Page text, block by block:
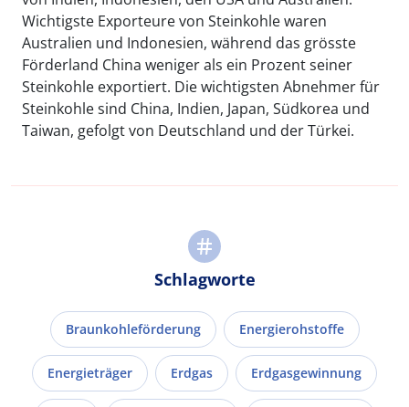
Wichtigste Exporteure von Steinkohle waren
Australien und Indonesien, während das grösste
Förderland China weniger als ein Prozent seiner
Steinkohle exportiert. Die wichtigsten Abnehmer für
Steinkohle sind China, Indien, Japan, Südkorea und
Taiwan, gefolgt von Deutschland und der Türkei.
Schlagworte
Braunkohleförderung Energierohstoffe
Energieträger Erdgas Erdgasgewinnung